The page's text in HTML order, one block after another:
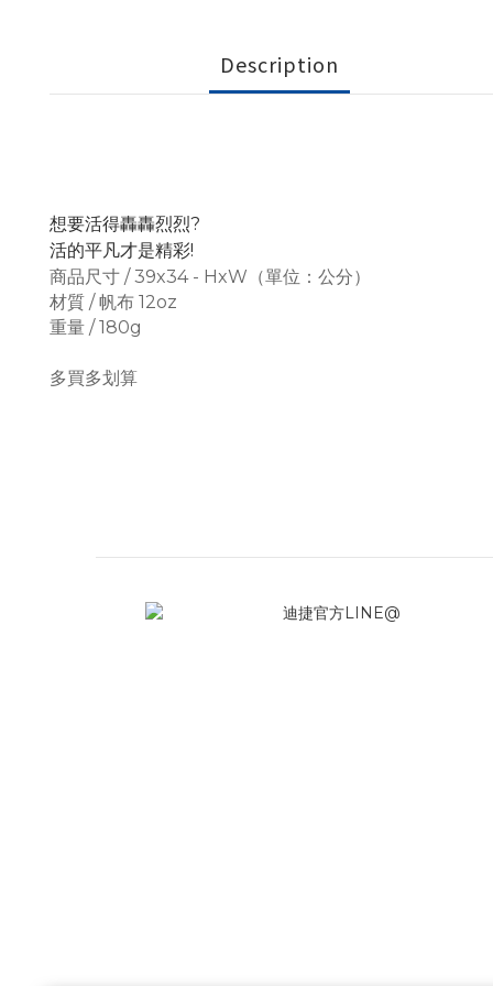
Description
想要活得轟轟烈烈?
活的平凡才是精彩!
商品尺寸 / 39x34 - HxW（單位：公分）
材質 / 帆布 12oz
重量 / 180g
多買多划算